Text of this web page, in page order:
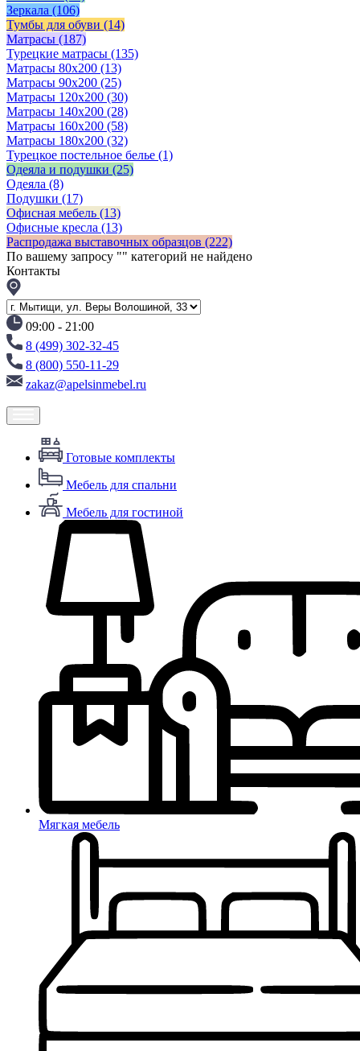
Зеркала (106)
Тумбы для обуви (14)
Матрасы (187)
Турецкие матрасы (135)
Матрасы 80x200 (13)
Матрасы 90х200 (25)
Матрасы 120х200 (30)
Матрасы 140х200 (28)
Матрасы 160х200 (58)
Матрасы 180х200 (32)
Турецкое постельное белье (1)
Одеяла и подушки (25)
Одеяла (8)
Подушки (17)
Офисная мебель (13)
Офисные кресла (13)
Распродажа выставочных образцов (222)
По вашему запросу "" категорий не найдено
Контакты
09:00 - 21:00
8 (499) 302-32-45
8 (800) 550-11-29
zakaz@apelsinmebel.ru
Готовые комплекты
Мебель для спальни
Мебель для гостиной
Мягкая мебель